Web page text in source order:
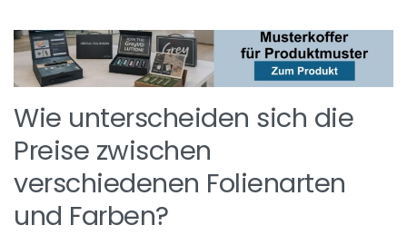
Wie unterscheiden sich die
Preise zwischen
verschiedenen Folienarten
und Farben?